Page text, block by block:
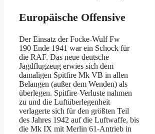
Europäische Offensive
Der Einsatz der Focke-Wulf Fw
190 Ende 1941 war ein Schock für
die RAF. Das neue deutsche
Jagdflugzeug erwies sich dem
damaligen Spitfire Mk VB in allen
Belangen (außer dem Wenden) als
überlegen. Spitfire-Verluste nahmen
zu und die Luftüberlegenheit
verlagerte sich für den größten Teil
des Jahres 1942 auf die Luftwaffe, bis
die Mk IX mit Merlin 61-Antrieb in